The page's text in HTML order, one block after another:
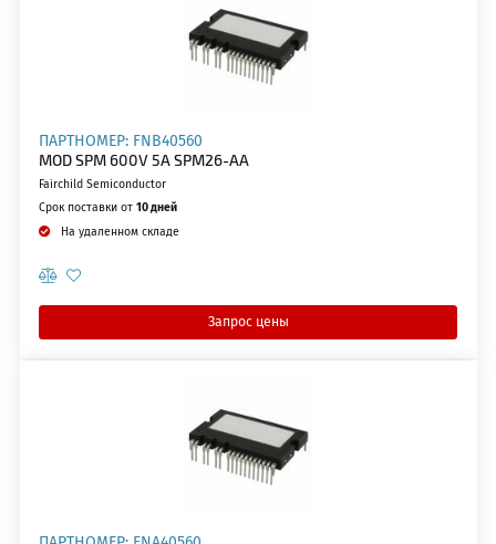
ПАРТНОМЕР: FNB40560
MOD SPM 600V 5A SPM26-AA
Fairchild Semiconductor
Срок поставки от 10 дней
На удаленном складе
Запрос цены